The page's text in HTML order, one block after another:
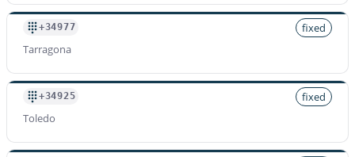
+34977
fixed
Tarragona
+34925
fixed
Toledo